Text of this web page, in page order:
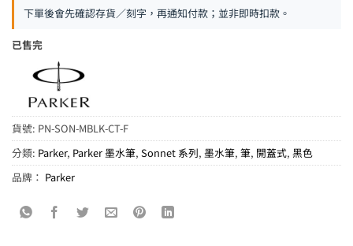
下單後會先確認存貨／刻字，再通知付款；並非即時扣款。
已售完
貨號: PN-SON-MBLK-CT-F
分類: Parker, Parker 墨水筆, Sonnet 系列, 墨水筆, 筆, 開蓋式, 黑色
品牌： Parker